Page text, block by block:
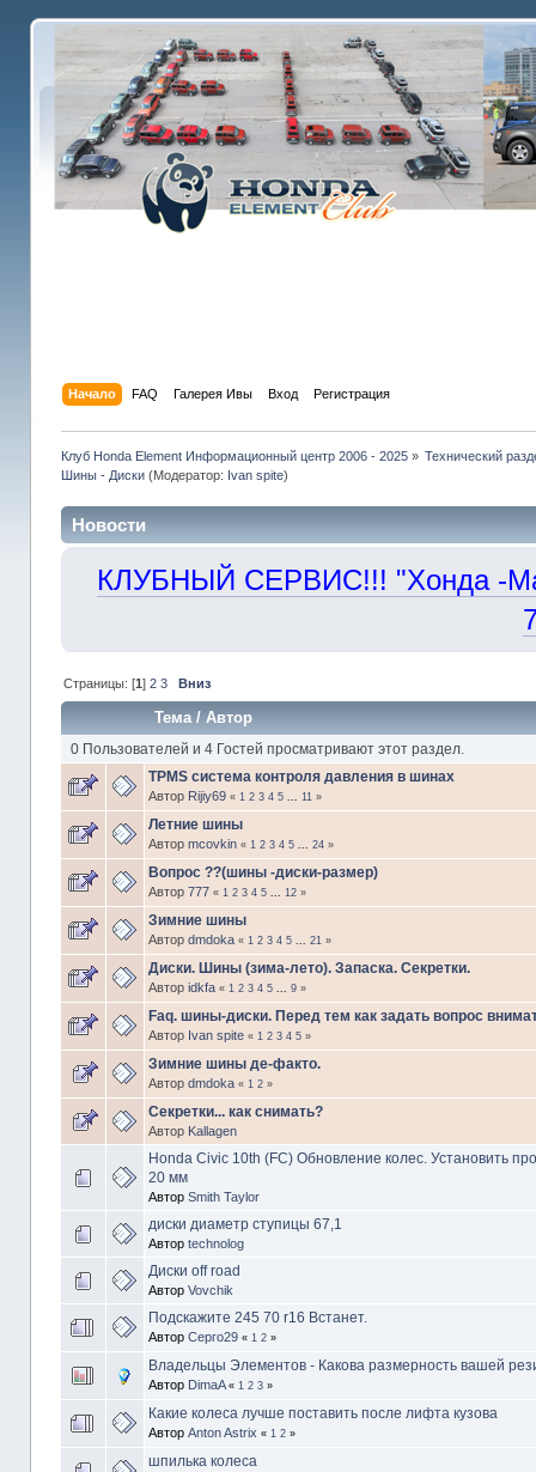
Начало FAQ Галерея Ивы Вход Регистрация
Клуб Honda Element Информационный центр 2006 - 2025» Технический
Шины - Диски(Модератор: Ivan spite)
Новости
КЛУБНЫЙ СЕРВИС!!! "Хонда -
Страницы: [1] 2 3 Вниз
Тема/ Автор
0 Пользователей и 4 Гостей просматривают этот раздел.
TPMS система контроля давления в шинах
Автор Rijiy69 « 1 2 3 4 5 ... 11»
Летние шины
Автор mcovkin « 1 2 3 4 5 ... 24»
Вопрос ??(шины -диски-размер)
Автор 777 « 1 2 3 4 5 ... 12»
Зимние шины
Автор dmdoka « 1 2 3 4 5 ... 21»
Диски. Шины (зима-лето). Запаска. Секретки.
Автор idkfa « 1 2 3 4 5 ... 9»
Faq. шины-диски. Перед тем как задать вопрос
Автор Ivan spite « 1 2 3 4 5»
Зимние шины де-факто.
Автор dmdoka « 1 2»
Секретки... как снимать?
Автор Kallagen
Honda Civic 10th (FC) Обновление колес. Установить
20 мм
Автор Smith Taylor
диски диаметр ступицы 67,1
Автор technolog
Диски off road
Автор Vovchik
Подскажите 245 70 r16 Встанет.
Автор Серго29 « 1 2»
Владельцы Элементов - Какова размерность вашей
Автор DimaA « 1 2 3»
Какие колеса лучше поставить после лифта кузова
Автор Anton Astrix « 1 2»
шпилька колеса